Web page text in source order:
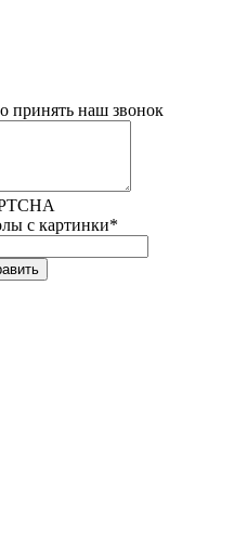
принять наш звонок
с картинки*